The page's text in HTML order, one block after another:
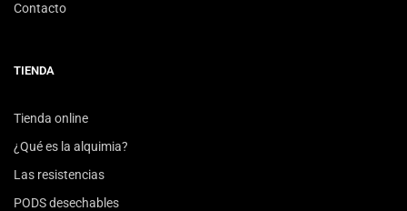
Contacto
TIENDA
Tienda online
¿Qué es la alquimia?
Las resistencias
PODS desechables